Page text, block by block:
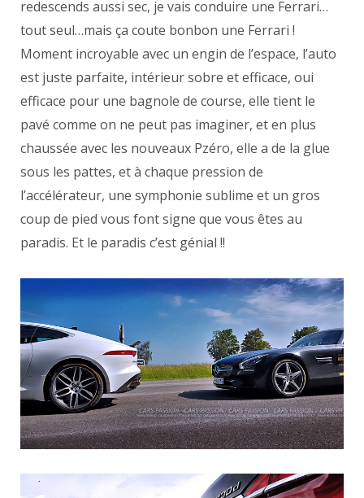
redescends aussi sec, je vais conduire une Ferrari…
tout seul…mais ça coute bonbon une Ferrari !
Moment incroyable avec un engin de l’espace, l’auto
est juste parfaite, intérieur sobre et efficace, oui
efficace pour une bagnole de course, elle tient le
pavé comme on ne peut pas imaginer, et en plus
chaussée avec les nouveaux Pzéro, elle a de la glue
sous les pattes, et à chaque pression de
l’accélérateur, une symphonie sublime et un gros
coup de pied vous font signe que vous êtes au
paradis. Et le paradis c’est génial !!